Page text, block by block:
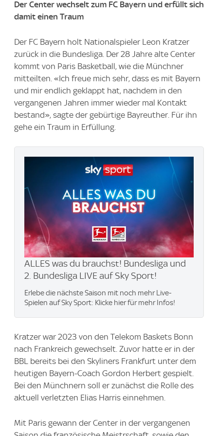
Der Center wechselt zum FC Bayern und erfüllt sich
damit einen Traum
Der FC Bayern holt Nationalspieler Leon Kratzer
zurück in die Bundesliga. Der 28 Jahre alte Center
kommt von Paris Basketball, wie die Münchner
mitteilten. «Ich freue mich sehr, dass es mit Bayern
und mir endlich geklappt hat, nachdem in den
vergangenen Jahren immer wieder mal Kontakt
bestand», sagte der gebürtige Bayreuther. Für ihn
gehe ein Traum in Erfüllung.
ALLES was du brauchst! Bundesliga und
2. Bundesliga LIVE auf Sky Sport!
Erlebe die nächste Saison mit noch mehr Live-
Spielen auf Sky Sport: Klicke hier für mehr Infos!
Kratzer war 2023 von den Telekom Baskets Bonn
nach Frankreich gewechselt. Zuvor hatte er in der
BBL bereits bei den Skyliners Frankfurt unter dem
heutigen Bayern-Coach Gordon Herbert gespielt.
Bei den Münchnern soll er zunächst die Rolle des
aktuell verletzten Elias Harris einnehmen.
Mit Paris gewann der Center in der vergangenen